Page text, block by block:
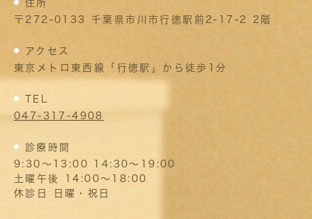
住所
〒272-0133 千葉県市川市行徳駅前2-17-2 2階
アクセス
東京メトロ東西線「行徳駅」から徒歩1分
TEL
047-317-4908
診療時間
9:30～13:00 14:30～19:00
土曜午後 14:00～18:00
休診日 日曜・祝日